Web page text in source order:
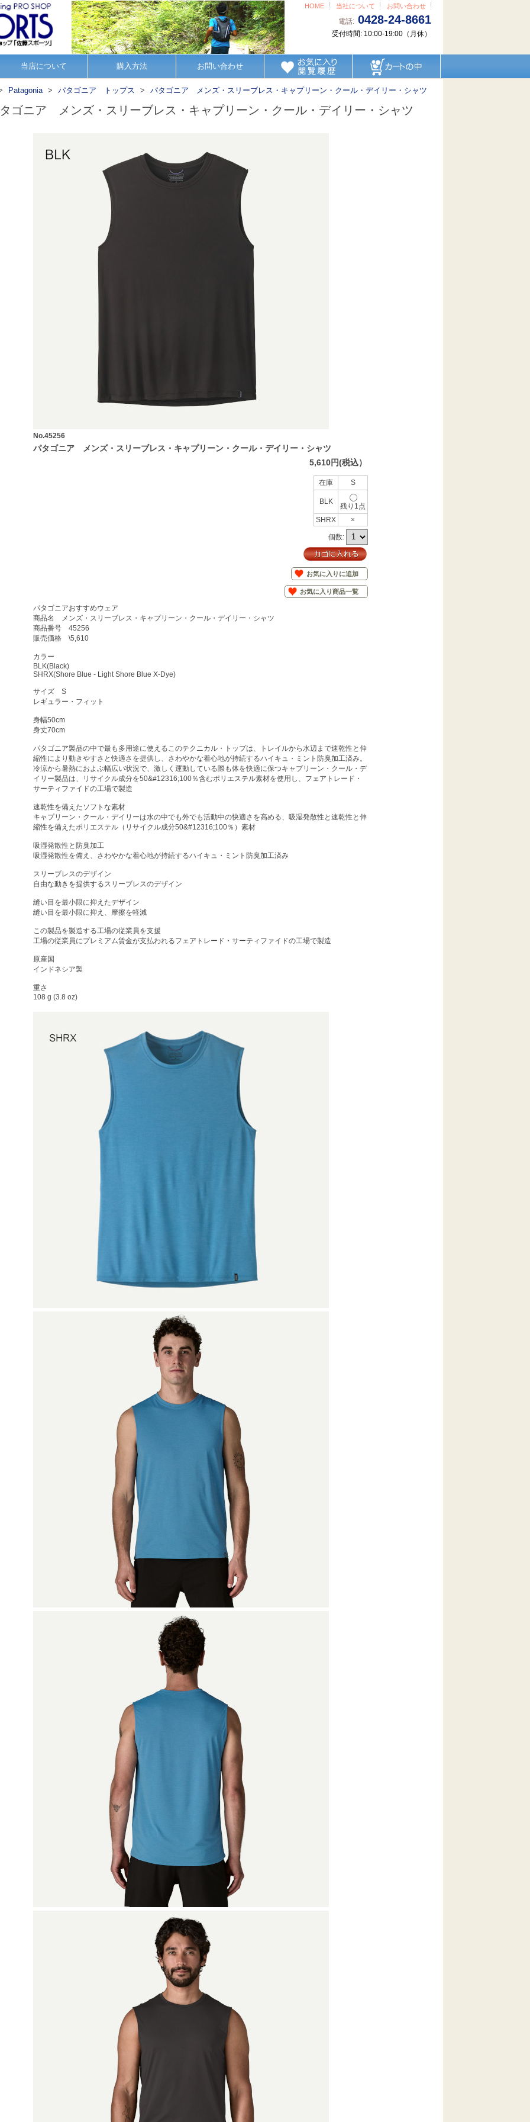
HOME 当社について お問い合わせ
電話: 0428-24-8661
受付時間: 10:00-19:00（月休）
当店について 購入方法 お問い合わせ
Patagonia パタゴニア トップス パタゴニア メンズ・スリーブレス・キャプリーン・クール・デイリー・シャツ
ゴニア メンズ・スリーブレス・キャプリーン・クール・デイリー・シャツ
No.45256
パタゴニア メンズ・スリーブレス・キャプリーン・クール・デイリー・シャツ
5,610円(税込）
在庫 S
BLK
残り1点
SHRX
×
個数:
お気に入りに追加
お気に入り商品一覧
パタゴニアおすすめウェア
商品名 メンズ・スリーブレス・キャプリーン・クール・デイリー・シャツ
商品番号 45256
販売価格 \5,610
カラー
BLK(Black)
SHRX(Shore Blue - Light Shore Blue X-Dye)
サイズ S
レギュラー・フィット
身幅50cm
身丈70cm
パタゴニア製品の中で最も多用途に使えるこのテクニカル・トップは、トレイルから水辺まで速乾性と伸
縮性により動きやすさと快適さを提供し、さわやかな着心地が持続するハイキュ・ミント防臭加工済み。
冷涼から暑熱におよぶ幅広い状況で、激しく運動している際も体を快適に保つキャプリーン・クール・デ
イリー製品は、リサイクル成分を50&#12316;100％含むポリエステル素材を使用し、フェアトレード・
サーティファイドの工場で製造
速乾性を備えたソフトな素材
キャプリーン・クール・デイリーは水の中でも外でも活動中の快適さを高める、吸湿発散性と速乾性と伸
縮性を備えたポリエステル（リサイクル成分50&#12316;100％）素材
吸湿発散性と防臭加工
吸湿発散性を備え、さわやかな着心地が持続するハイキュ・ミント防臭加工済み
スリーブレスのデザイン
自由な動きを提供するスリーブレスのデザイン
縫い目を最小限に抑えたデザイン
縫い目を最小限に抑え、摩擦を軽減
この製品を製造する工場の従業員を支援
工場の従業員にプレミアム賃金が支払われるフェアトレード・サーティファイドの工場で製造
原産国
インドネシア製
重さ
108 g (3.8 oz)